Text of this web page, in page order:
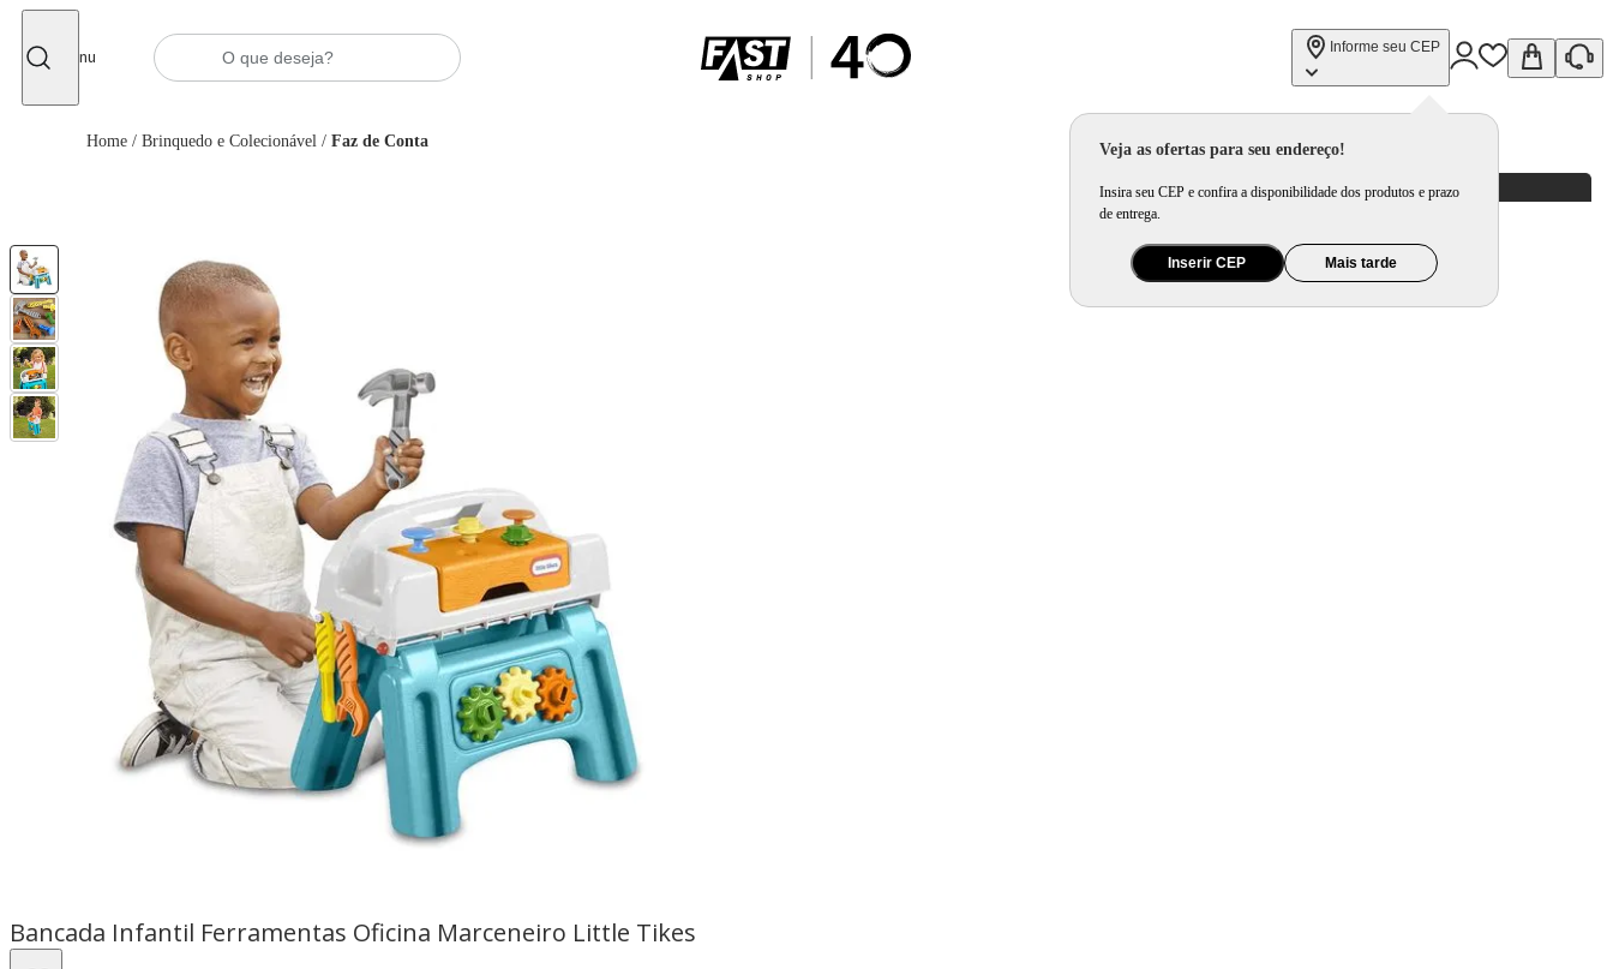
Menu
Informe seu CEP
Veja as ofertas para seu endereço!
Insira seu CEP e confira a disponibilidade dos produtos e prazo
de entrega.
Inserir CEP Mais tarde
Home / Brinquedo e Colecionável / Faz de Conta
Bancada Infantil Ferramentas Oficina Marceneiro Little Tikes